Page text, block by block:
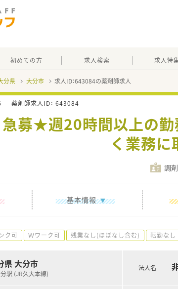
初めての方 求人検索 求人特
分県 大分市 求人ID：643084の薬剤師求人
薬剤師求人ID： 643084
急募★週20時間以上の
く業務
調
基本情報
ク可 Ｗワーク可 残業なし(ほぼなし含む) 転勤なし
県 大分市
駅 (JR久大本線)
法人名